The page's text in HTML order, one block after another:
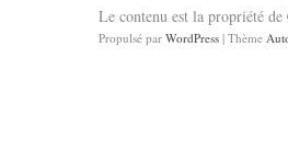
Le contenu est la propriété de
Propulsé par WordPress | Thème